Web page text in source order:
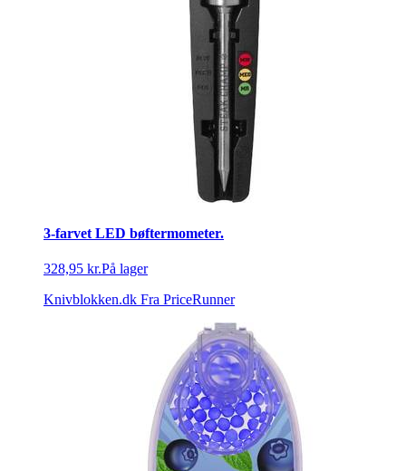
3-farvet LED bøftermometer.
328,95 kr.På lager
Knivblokken.dk Fra PriceRunner